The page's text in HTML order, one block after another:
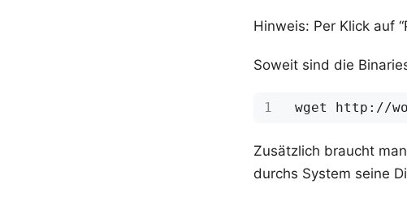
Hinweis: Per Klick auf
Soweit sind die
Zusätzlich braucht
durchs System seine